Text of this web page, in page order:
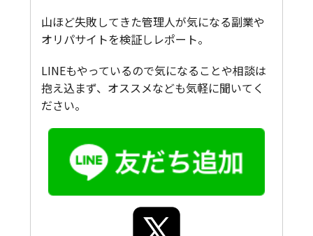
山ほど失敗してきた管理人が気になる副業や
オリパサイトを検証しレポート。
LINEもやっているので気になることや相談は
抱え込まず、オススメなども気軽に聞いてく
ださい。